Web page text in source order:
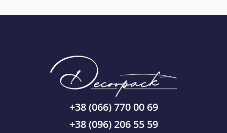
+38 (066) 770 00 69
+38 (096) 206 55 59